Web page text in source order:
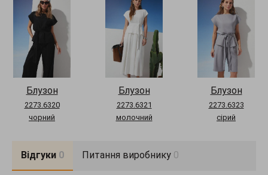
Догляд за одягом:
ручне прання до 30°
Довжина виробу:
S-M = 61 см, L-XL = 63 см, XXL-3XL = 64 см
Комплектация:
Блузон
2273.6320
чорний
Блузон
2273.6321
молочний
Блузон
2273.6323
сірий
Відгуки 0 Питання виробнику 0